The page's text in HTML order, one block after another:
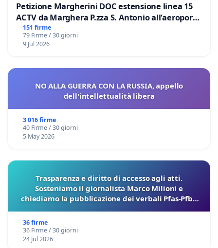
Petizione Margherini DOC estensione linea 15
ACTV da Marghera P.zza S. Antonio all'aeroporto
Marco Polo tariffa a € 1,50
151 firme
79 Firme / 30 giorni
9 Jul 2026
NO ALLA GUERRA CON LA RUSSIA, appello
dell'intellettualità libera
3 016 firme
40 Firme / 30 giorni
5 May 2026
Trasparenza e diritto di accesso agli atti.
Sosteniamo il giornalista Marco Milioni e
chiediamo la pubblicazione dei verbali Pfas-Pfba
36 firme
36 Firme / 30 giorni
24 Jul 2026